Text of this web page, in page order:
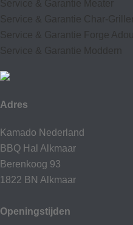
Service & Garantie Meater
Service & Garantie Char-Griller
Service & Garantie Forge Adour
Service & Garantie Moddern
Adres
Kamado Nederland
BBQ Hal Alkmaar
Berenkoog 93
1822 BN Alkmaar
Openingstijden